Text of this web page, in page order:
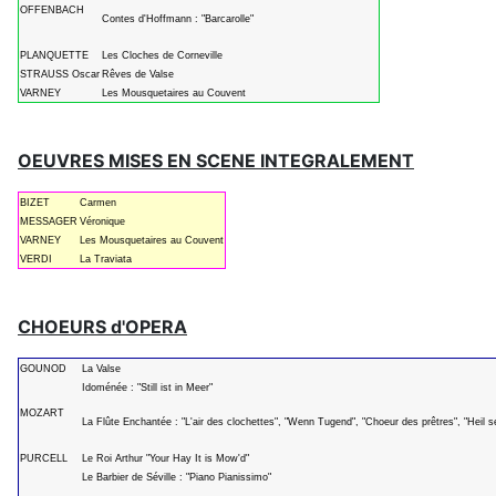
OFFENBACH
Contes d'Hoffmann : "Barcarolle"
PLANQUETTE
Les Cloches de Corneville
STRAUSS Oscar Rêves de Valse
VARNEY
Les Mousquetaires au Couvent
OEUVRES MISES EN SCENE INTEGRALEMENT
BIZET
Carmen
MESSAGER Véronique
VARNEY
Les Mousquetaires au Couvent
VERDI
La Traviata
CHOEURS d'OPERA
GOUNOD La Valse
MOZART
Idoménée : "Still ist in Meer"
La Flûte Enchantée : "L'air des clochettes", "Wenn Tugend", "Choeur des prêtres", "Heil
PURCELL Le Roi Arthur "Your Hay It is Mow'd"
Le Barbier de Séville : "Piano Pianissimo"